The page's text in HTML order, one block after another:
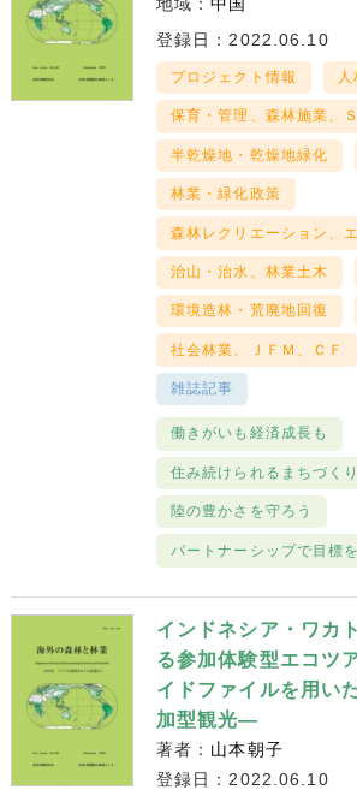
登録日：2022.06.10
プロジェクト情報
保育・管理、森林施業、
半乾燥地・乾燥地緑化
林業・緑化政策
森林レクリエーション、
治山・治水、林業土木
環境造林・荒廃地回復
社会林業、ＪＦＭ、ＣＦ
雑誌記事
働きがいも経済成長も
住み続けられるまちづく
陸の豊かさを守ろう
パートナーシップで目標
インドネシア・ワカ
る参加体験型エコツ
イドファイルを用い
加型観光―
著者： 山本朝子
登録日：2022.06.10